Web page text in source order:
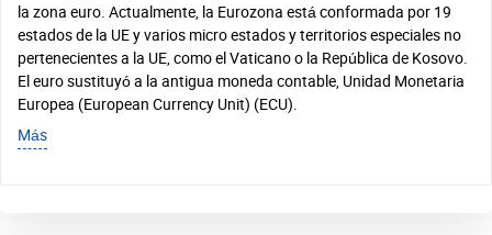
la zona euro. Actualmente, la Eurozona está conformada por 19
estados de la UE y varios micro estados y territorios especiales no
pertenecientes a la UE, como el Vaticano o la República de Kosovo.
El euro sustituyó a la antigua moneda contable, Unidad Monetaria
Europea (European Currency Unit) (ECU).
Más